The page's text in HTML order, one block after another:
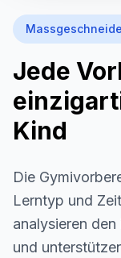
Jede
Kind
Die
Lerntyp und
analysieren
und